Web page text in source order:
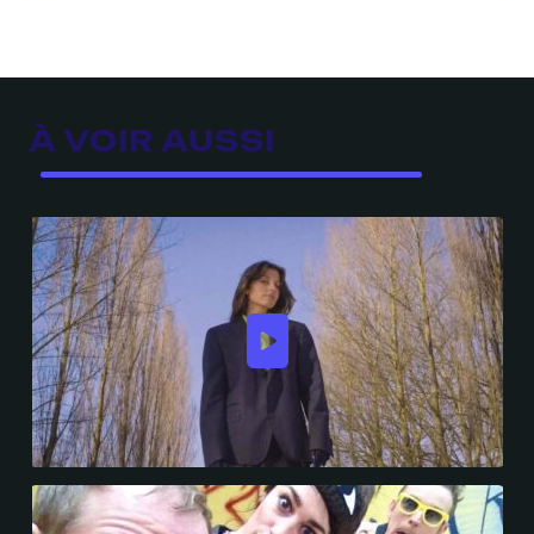
À VOIR AUSSI